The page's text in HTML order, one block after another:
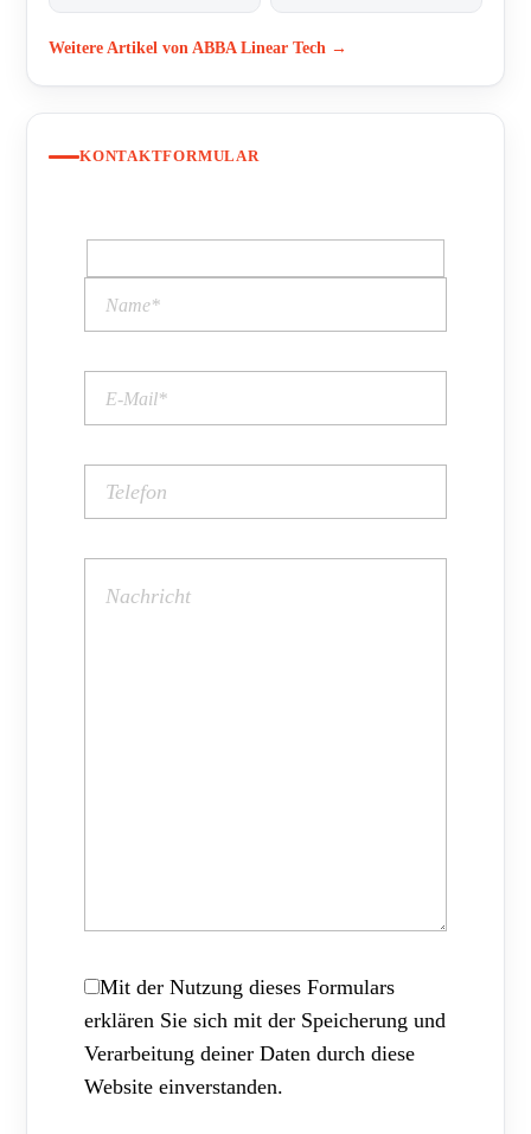
Weitere Artikel von ABBA Linear Tech →
KONTAKTFORMULAR
Mit der Nutzung dieses Formulars
erklären Sie sich mit der Speicherung und
Verarbeitung deiner Daten durch diese
Website einverstanden.